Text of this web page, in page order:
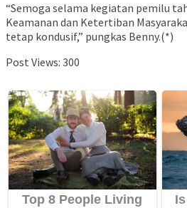
“Semoga selama kegiatan pemilu
Keamanan dan Ketertiban
tetap kondusif,” pungkas Benny.(*)
Post Views: 300